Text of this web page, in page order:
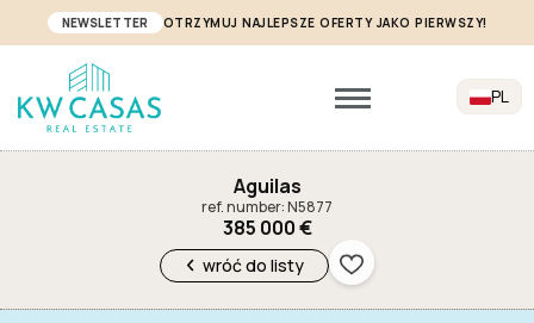
NEWSLETTER OTRZYMUJ NAJLEPSZE OFERTY JAKO PIERWSZY!
PL
Aguilas
ref. number: N5877
385 000 €
wróć do listy